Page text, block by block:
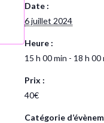
Date :
6 juillet 2024
Heure :
15 h 00 min - 18 h 00
Prix :
40€
Catégorie